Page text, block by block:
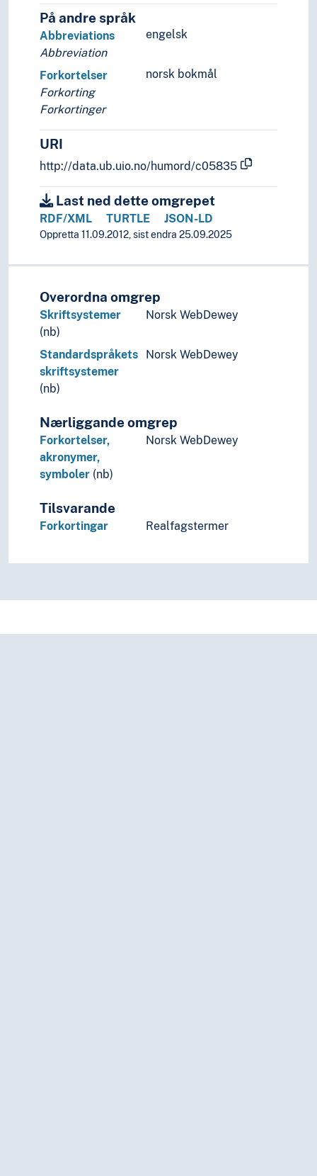
Leksikologi
Lingvistiske retningar/skolar
Navneforsking
Omsetting (Lingvistikk)
Paleografi
Referanseveksling
Runologi
Språkanalyse
Språkbruk
Språkform
Språkhistorie (Faget)
Språkkompetanse
Språkkontakt
Språkleg mangfald
Språklege universalia
Språklæring
Språkriktigheit
Språkrøkt
Språkslektskap
Språkteknologi
Språktypologi
Talespråkstrategi
Teiknsystem
Transkripsjon
På andre språk
engelsk
Abbreviations
Abbreviation
norsk bokmål
Forkortelser
Forkorting
Forkortinger
URI
http://data.ub.uio.no/humord/c05835
Last ned dette omgrepet
RDF/XML TURTLE JSON-LD
Oppretta 11.09.2012, sist endra 25.09.2025
Overordna omgrep
Skriftsystemer
(nb)
Norsk WebDewey
Standardspråkets
skriftsystemer
(nb)
Norsk WebDewey
Nærliggande omgrep
Forkortelser,
akronymer,
symboler (nb)
Norsk WebDewey
Tilsvarande
Forkortingar Realfagstermer